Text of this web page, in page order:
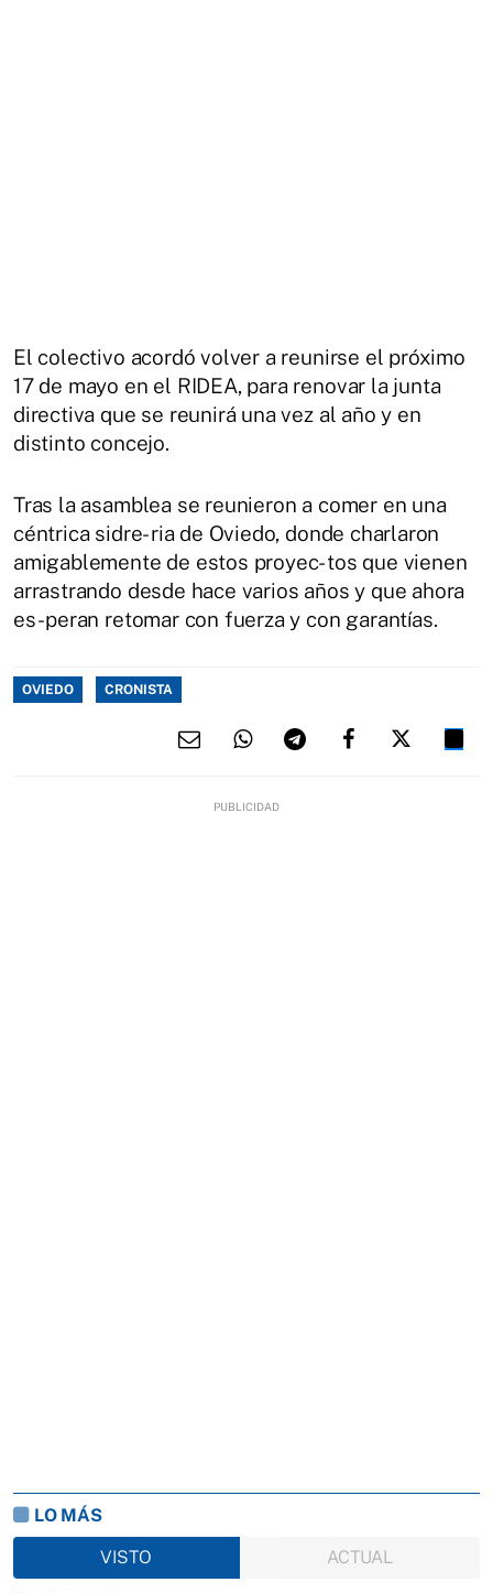
El colectivo acordó volver a reunirse el próximo
17 de mayo en el RIDEA, para renovar la junta
directiva que se reunirá una vez al año y en
distinto concejo.
Tras la asamblea se reunieron a comer en una
céntrica sidre- ria de Oviedo, donde charlaron
amigablemente de estos proyec- tos que vienen
arrastrando desde hace varios años y que ahora
es- peran retomar con fuerza y con garantías.
OVIEDO CRONISTA
LO MÁS
VISTO
ACTUAL